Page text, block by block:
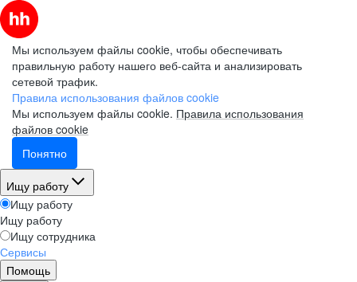
Мы используем файлы cookie, чтобы обеспечивать
правильную работу нашего веб-сайта и анализировать
сетевой трафик.
Правила использования файлов cookie
Мы используем файлы cookie. Правила использования
файлов cookie
Понятно
Ищу работу
Ищу работу
Ищу работу
Ищу сотрудника
Сервисы
Помощь